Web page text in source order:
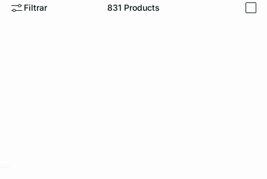
Filtrar 831 Products